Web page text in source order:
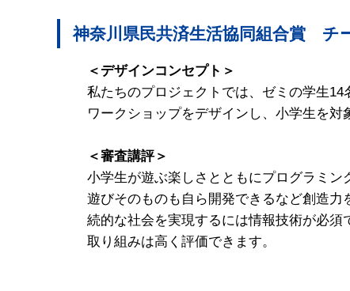
神奈川県民共済生活協同組合賞 チ
＜デザインコンセプト＞
私たちのプロジェクトでは、ゼミの学生
ワークショップをデザインし、小学生を
＜審査講評＞
小学生が遊ぶ楽しさとともにプログラミン
遊びそのものも自ら開発できるなど創造
続的な社会を実現するには情報技術が必